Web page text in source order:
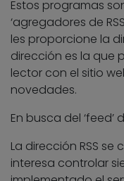
Estos programas
‘agregadores de
les proporcione la
dirección es la que
lector con el sitio
novedades.
En busca del ‘feed’
La dirección RSS
interesa controlar